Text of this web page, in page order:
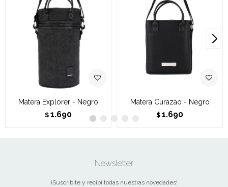
Matera Explorer - Negro
$ 1.690
Matera Curazao - Negro
$ 1.690
Newsletter
¡Suscribite y recibí todas nuestras novedades!